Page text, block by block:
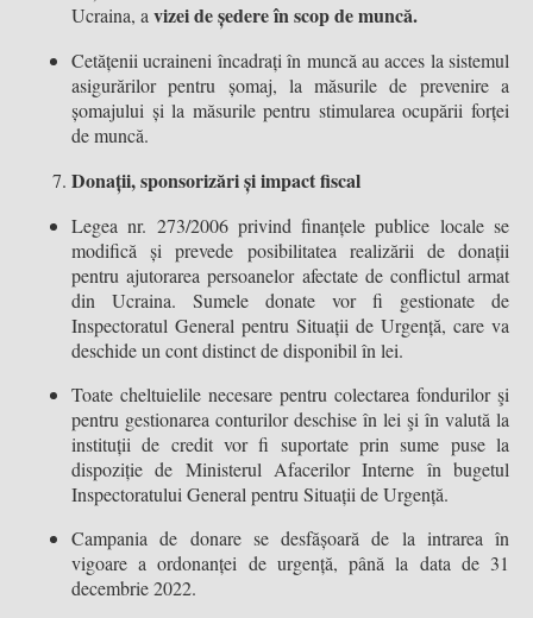
Ucraina, a vizei de ședere în scop de muncă.
Cetățenii ucraineni încadrați în muncă au acces la sistemul
asigurărilor pentru șomaj, la măsurile de prevenire a
șomajului și la măsurile pentru stimularea ocupării forței
de muncă.
Donații, sponsorizări și impact fiscal
Legea nr. 273/2006 privind finanțele publice locale se
modifică și prevede posibilitatea realizării de donații
pentru ajutorarea persoanelor afectate de conflictul armat
din Ucraina. Sumele donate vor fi gestionate de
Inspectoratul General pentru Situații de Urgență, care va
deschide un cont distinct de disponibil în lei.
Toate cheltuielile necesare pentru colectarea fondurilor şi
pentru gestionarea conturilor deschise în lei şi în valută la
instituții de credit vor fi suportate prin sume puse la
dispoziție de Ministerul Afacerilor Interne în bugetul
Inspectoratului General pentru Situații de Urgență.
Campania de donare se desfășoară de la intrarea în
vigoare a ordonanței de urgență, până la data de 31
decembrie 2022.